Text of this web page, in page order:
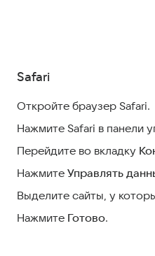
Safari
Откройте браузер Safari.
Нажмите Safari в панели
Перейдите во вкладку
Нажмите Управлять
Выделите сайты, у
Нажмите Готово.